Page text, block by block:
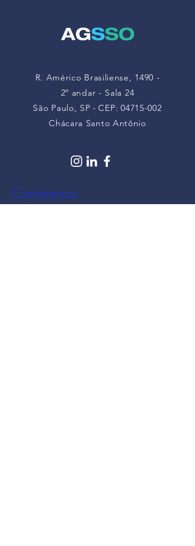
R. Américo Brasiliense, 1490 -
2º andar - Sala 24
São Paulo, SP -CEP: 04715-002
Chácara Santo Antônio
Contate-nos